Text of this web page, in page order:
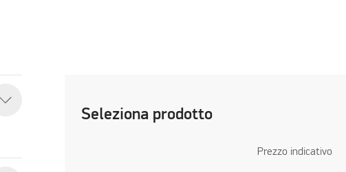
Seleziona prodotto
Prezzo indicativo